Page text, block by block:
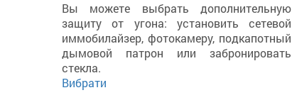
Вы можете выбрать дополнительную
защиту от угона: установить сетевой
иммобилайзер, фотокамеру, подкапотный
дымовой патрон или забронировать
стекла.
Вибрати